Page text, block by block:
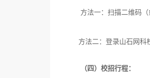
方法一：扫描二维码
方法二：登录山石网科
（四） 校招行程：